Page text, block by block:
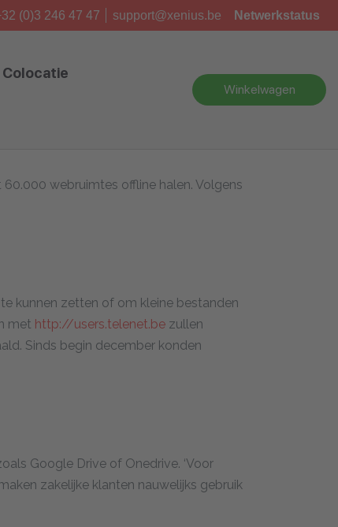
(0)3 246 47 47 support@xenius.be Netwerkstatus
Colocatie
Winkelwagen
webruimtes offline halen. Volgens
kunnen zetten of om kleine bestanden
met http://users.telenet.be zullen
Sinds begin december konden
Google Drive of Onedrive. ‘Voor
zakelijke klanten nauwelijks gebruik